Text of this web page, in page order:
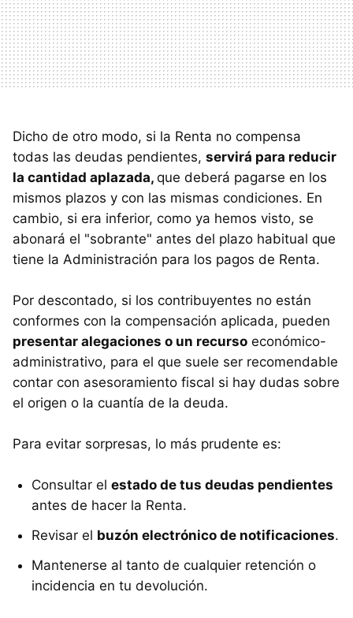
Dicho de otro modo, si la Renta no compensa
todas las deudas pendientes, servirá para reducir
la cantidad aplazada, que deberá pagarse en los
mismos plazos y con las mismas condiciones. En
cambio, si era inferior, como ya hemos visto, se
abonará el "sobrante" antes del plazo habitual que
tiene la Administración para los pagos de Renta.
Por descontado, si los contribuyentes no están
conformes con la compensación aplicada, pueden
presentar alegaciones o un recurso económico-
administrativo, para el que suele ser recomendable
contar con asesoramiento fiscal si hay dudas sobre
el origen o la cuantía de la deuda.
Para evitar sorpresas, lo más prudente es:
Consultar el estado de tus deudas pendientes
antes de hacer la Renta.
Revisar el buzón electrónico de notificaciones.
Mantenerse al tanto de cualquier retención o
incidencia en tu devolución.